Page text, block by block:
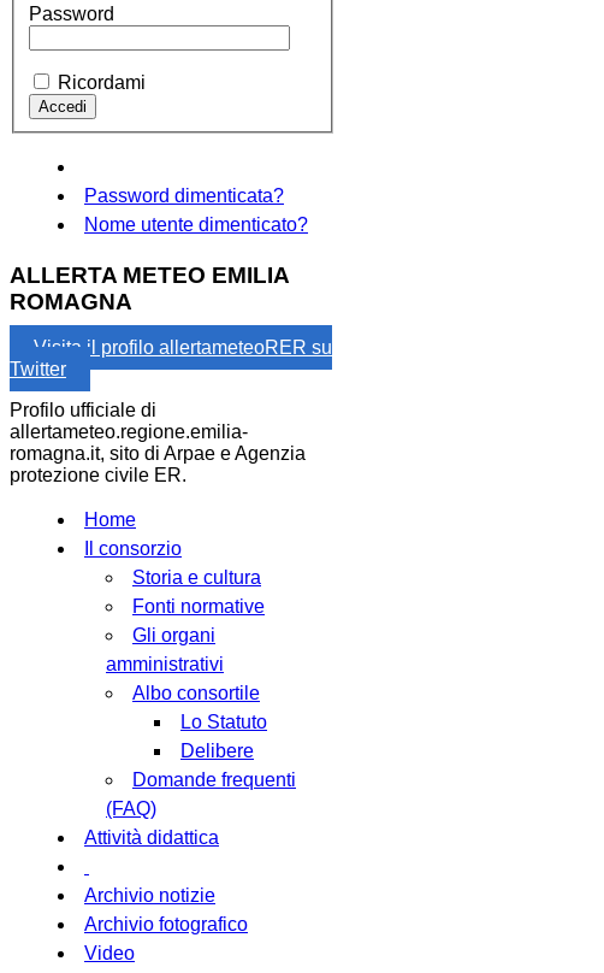
Password
Ricordami
Password dimenticata?
Nome utente dimenticato?
ALLERTA METEO EMILIA
ROMAGNA
Visita il profilo allertameteoRER su
Twitter
Profilo ufficiale di
allertameteo.regione.emilia-
romagna.it, sito di Arpae e Agenzia
protezione civile ER.
Home
Il consorzio
Storia e cultura
Fonti normative
Gli organi
amministrativi
Albo consortile
Lo Statuto
Delibere
Domande frequenti
(FAQ)
Attività didattica
Archivio notizie
Archivio fotografico
Video